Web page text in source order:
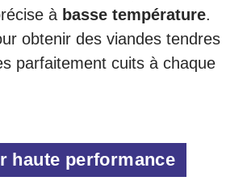
à basse température.
obtenir des viandes tendres
parfaitement cuits à chaque
haute performance